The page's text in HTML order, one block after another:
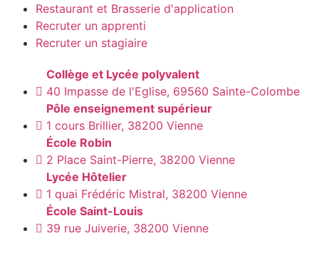
Restaurant et Brasserie d'application
Recruter un apprenti
Recruter un stagiaire
Collège et Lycée polyvalent
40 Impasse de l'Eglise, 69560 Sainte-Colombe
Pôle enseignement supérieur
1 cours Brillier, 38200 Vienne
École Robin
2 Place Saint-Pierre, 38200 Vienne
Lycée Hôtelier
1 quai Frédéric Mistral, 38200 Vienne
École Saint-Louis
39 rue Juiverie, 38200 Vienne